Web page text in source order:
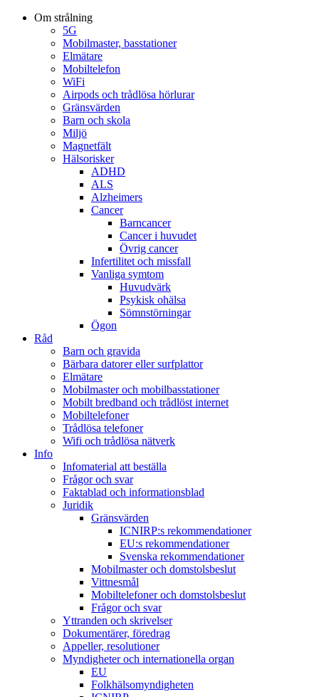
Om strålning
5G
Mobilmaster, basstationer
Elmätare
Mobiltelefon
WiFi
Airpods och trådlösa hörlurar
Gränsvärden
Barn och skola
Miljö
Magnetfält
Hälsorisker
ADHD
ALS
Alzheimers
Cancer
Barncancer
Cancer i huvudet
Övrig cancer
Infertilitet och missfall
Vanliga symtom
Huvudvärk
Psykisk ohälsa
Sömnstörningar
Ögon
Råd
Barn och gravida
Bärbara datorer eller surfplattor
Elmätare
Mobilmaster och mobilbasstationer
Mobilt bredband och trådlöst internet
Mobiltelefoner
Trådlösa telefoner
Wifi och trådlösa nätverk
Info
Infomaterial att beställa
Frågor och svar
Faktablad och informationsblad
Juridik
Gränsvärden
ICNIRP:s rekommendationer
EU:s rekommendationer
Svenska rekommendationer
Mobilmaster och domstolsbeslut
Vittnesmål
Mobiltelefoner och domstolsbeslut
Frågor och svar
Yttranden och skrivelser
Dokumentärer, föredrag
Appeller, resolutioner
Myndigheter och internationella organ
EU
Folkhälsomyndigheten